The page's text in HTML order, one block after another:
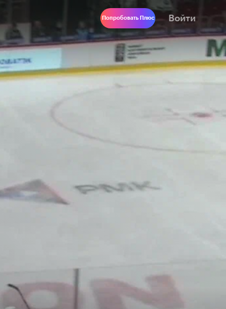
Попробовать Плюс Войти